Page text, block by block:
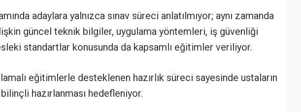
adaylara yalnızca sınav süreci anlatılmıyor; aynı zamanda
güncel teknik bilgiler, uygulama yöntemleri, iş güvenliği
standartlar konusunda da kapsamlı eğitimler veriliyor.
eğitimlerle desteklenen hazırlık süreci sayesinde ustaların
hazırlanması hedefleniyor.